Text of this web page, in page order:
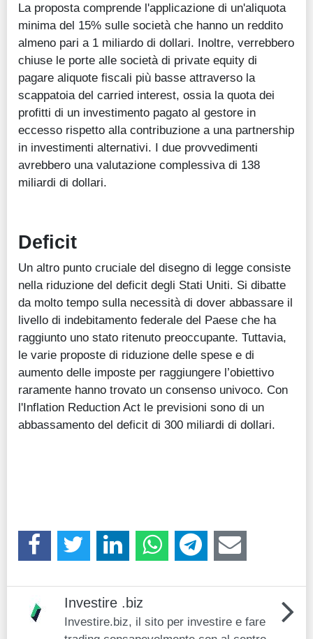
La proposta comprende l'applicazione di un'aliquota
minima del 15% sulle società che hanno un reddito
almeno pari a 1 miliardo di dollari. Inoltre, verrebbero
chiuse le porte alle società di private equity di
pagare aliquote fiscali più basse attraverso la
scappatoia del carried interest, ossia la quota dei
profitti di un investimento pagato al gestore in
eccesso rispetto alla contribuzione a una partnership
in investimenti alternativi. I due provvedimenti
avrebbero una valutazione complessiva di 138
miliardi di dollari.
Deficit
Un altro punto cruciale del disegno di legge consiste
nella riduzione del deficit degli Stati Uniti. Si dibatte
da molto tempo sulla necessità di dover abbassare il
livello di indebitamento federale del Paese che ha
raggiunto uno stato ritenuto preoccupante. Tuttavia,
le varie proposte di riduzione delle spese e di
aumento delle imposte per raggiungere l’obiettivo
raramente hanno trovato un consenso univoco. Con
l'Inflation Reduction Act le previsioni sono di un
abbassamento del deficit di 300 miliardi di dollari.
Investire .biz
Investire.biz, il sito per investire e fare